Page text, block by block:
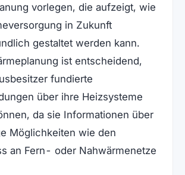
vorlegen, die aufzeigt, wie
in Zukunft
gestaltet werden kann.
ist entscheidend,
fundierte
über ihre Heizsysteme
da sie Informationen über
Möglichkeiten wie den
an Fern- oder Nahwärmenetze